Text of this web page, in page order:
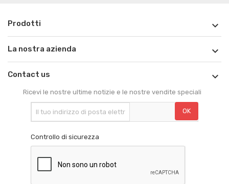
Prodotti 
La nostra azienda 
Contact us 
Ricevi le nostre ultime notizie e le nostre vendite speciali
Controllo di sicurezza